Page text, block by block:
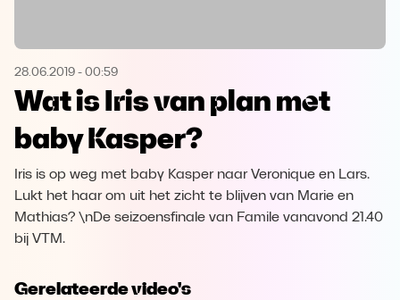
Microsoft Edge Download
Opera
28.06.2019 - 00:59
Wat is Iris van plan met
baby Kasper?
Iris is op weg met baby Kasper naar Veronique en Lars.
Lukt het haar om uit het zicht te blijven van Marie en
Mathias? \nDe seizoensfinale van Famile vanavond 21.40
bij VTM.
Gerelateerde video's